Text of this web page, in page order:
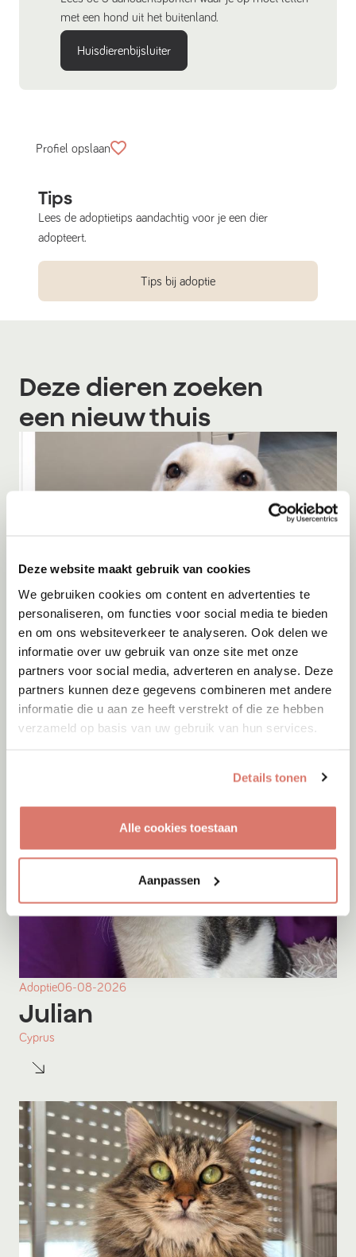
Deze website maakt gebruik van cookies
We gebruiken cookies om content en advertenties te
personaliseren, om functies voor social media te bieden
en om ons websiteverkeer te analyseren. Ook delen we
informatie over uw gebruik van onze site met onze
partners voor social media, adverteren en analyse. Deze
partners kunnen deze gegevens combineren met andere
informatie die u aan ze heeft verstrekt of die ze hebben
verzameld op basis van uw gebruik van hun services.
Details tonen
Alle cookies toestaan
Aanpassen
met een hond uit het buitenland.
Huisdierenbijsluiter
Profiel opslaan
Tips
Lees de adoptietips aandachtig voor je een dier
adopteert.
Tips bij adoptie
Deze dieren zoeken
een nieuw thuis
Adoptie07-08-2026
Bulut
Amsterdam
Adoptie06-08-2026
Julian
Cyprus